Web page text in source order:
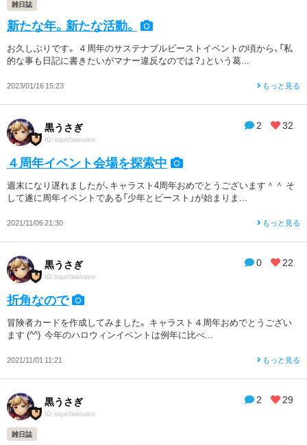
雑日誌
新たな年。新たな活動。
お久しぶりです。 ４周年のサステナブルビーストイベントの頃から、「私
的な事も日記に書きたいがマナー違反なのでは？」という葛...
2023/01/16 15:23 もっと見る
2 32
黒うさぎ
ID: bquh5bwvxkni
４周年イベント会場を探索中
週末になり遅れましたが、キャラスト4周年おめでとうございます＾＾ そ
して遂に周年イベントである「少年とビースト」が始まりま...
2021/11/06 21:30 もっと見る
0 22
黒うさぎ
ID: bquh5bwvxkni
折角なので
冒険者カードを作成してみました。 キャラスト４周年おめでとうござい
ます (^^) 今年のハロウィンイベントは例年に比べ...
2021/11/01 11:21 もっと見る
2 29
黒うさぎ
ID: bquh5bwvxkni
雑日誌